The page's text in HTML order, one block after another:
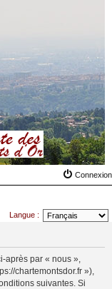
Connexion
Langue :
après par « nous »,
chartemontsdor.fr »),
suivantes. Si